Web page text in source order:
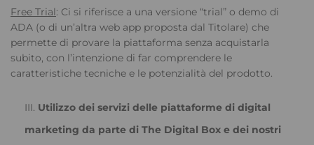
Free Trial: Ci si riferisce a una versione “trial” o demo di
ADA (o di un’altra web app proposta dal Titolare) che
permette di provare la piattaforma senza acquistarla
subito, con l’intenzione di far comprendere le
caratteristiche tecniche e le potenzialità del prodotto.
Utilizzo dei servizi delle piattaforme di digital
marketing da parte di The Digital Box e dei nostri